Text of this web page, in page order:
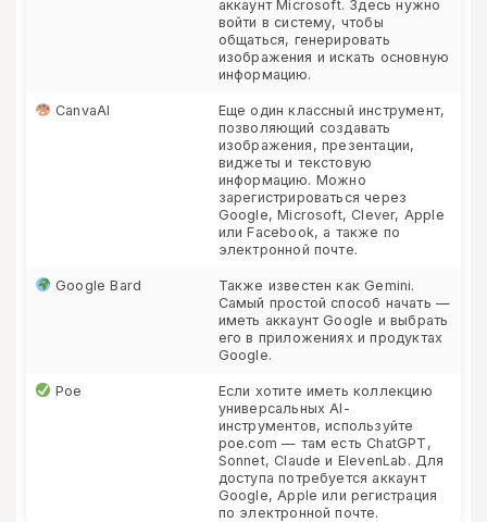
аккаунт Microsoft. Здесь нужно
войти в систему, чтобы
общаться, генерировать
изображения и искать основную
информацию.
CanvaAI
Еще один классный инструмент,
позволяющий создавать
изображения, презентации,
виджеты и текстовую
информацию. Можно
зарегистрироваться через
Google, Microsoft, Clever, Apple
или Facebook, а также по
электронной почте.
Google Bard
Также известен как Gemini.
Самый простой способ начать —
иметь аккаунт Google и выбрать
его в приложениях и продуктах
Google.
Poe
Если хотите иметь коллекцию
универсальных AI-
инструментов, используйте
poe.com — там есть ChatGPT,
Sonnet, Claude и ElevenLab. Для
доступа потребуется аккаунт
Google, Apple или регистрация
по электронной почте.